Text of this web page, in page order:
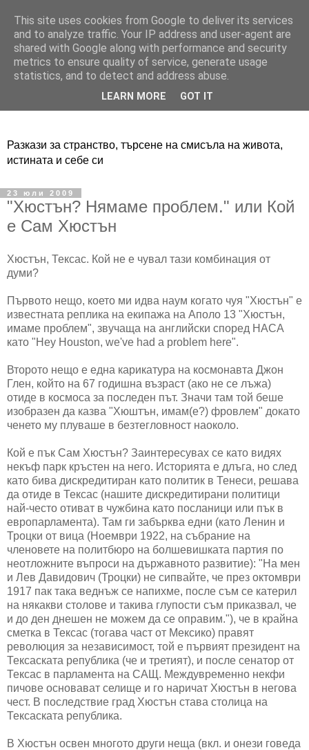
Adventure Live
Разкази за странство, търсене на смисъла на живота,
истината и себе си
23 юли 2009
"Хюстън? Нямаме проблем." или Кой
е Сам Хюстън
Хюстън, Тексас. Кой не е чувал тази комбинация от
думи?
Първото нещо, което ми идва наум когато чуя "Хюстън" е
известната реплика на екипажа на Аполо 13 "Хюстън,
имаме проблем", звучаща на английски според НАСА
като "Hey Houston, we've had a problem here".
Второто нещо е една карикатура на космонавта Джон
Глен, който на 67 годишна възраст (ако не се лъжа)
отиде в космоса за последен път. Значи там той беше
изобразен да казва "Хюштън, имам(е?) фровлем" докато
ченето му плуваше в безтегловност наоколо.
Кой е пък Сам Хюстън? Заинтересувах се като видях
некъф парк кръстен на него. Историята е длъга, но след
като бива дискредитиран като политик в Тенеси, решава
да отиде в Тексас (нашите дискредитирани политици
най-често отиват в чужбина като посланици или пък в
европарламента). Там ги забърква едни (като Ленин и
Троцки от вица (Ноември 1922, на събрание на
членовете на политбюро на болшевишката партия по
неотложните въпроси на държавното развитие): "На мен
и Лев Давидович (Троцки) не сипвайте, че през октомври
1917 пак така веднъж се напихме, после съм се катерил
на някакви столове и такива глупости съм приказвал, че
и до ден днешен не можем да се оправим."), че в крайна
сметка в Тексас (тогава част от Мексико) правят
революция за независимост, той е първият президент на
Тексаската република (че и третият), и после сенатор от
Тексас в парламента на САЩ. Междувременно некфи
пичове основават селище и го наричат Хюстън в негова
чест. В последствие град Хюстън става столица на
Тексаската република.
В Хюстън освен многото други неща (вкл. и онези говеда
This site uses cookies from Google to deliver its services
and to analyze traffic. Your IP address and user-agent are
shared with Google along with performance and security
metrics to ensure quality of service, generate usage
statistics, and to detect and address abuse.
LEARN MORE GOT IT